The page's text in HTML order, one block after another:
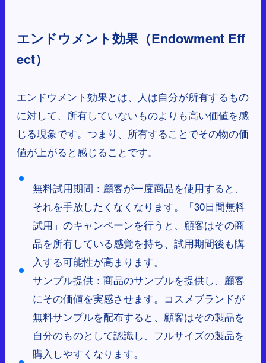
エンドウメント効果（Endowment Eff
ect）
エンドウメント効果とは、人は自分が所有するもの
に対して、所有していないものよりも高い価値を感
じる現象です。つまり、所有することでその物の価
値が上がると感じることです。
無料試用期間：顧客が一度商品を使用すると、
それを手放したくなくなります。「30日間無料
試用」のキャンペーンを行うと、顧客はその商
品を所有している感覚を持ち、試用期間後も購
入する可能性が高まります。
サンプル提供：商品のサンプルを提供し、顧客
にその価値を実感させます。コスメブランドが
無料サンプルを配布すると、顧客はその製品を
自分のものとして認識し、フルサイズの製品を
購入しやすくなります。